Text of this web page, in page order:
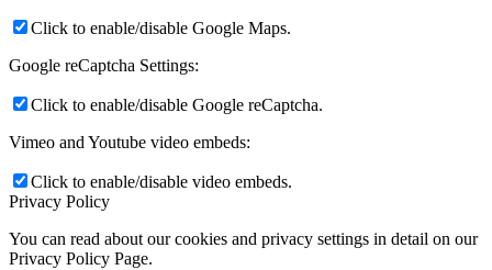
Click to enable/disable Google Maps.
Google reCaptcha Settings:
Click to enable/disable Google reCaptcha.
Vimeo and Youtube video embeds:
Click to enable/disable video embeds.
Privacy Policy
You can read about our cookies and privacy settings in detail on our
Privacy Policy Page.